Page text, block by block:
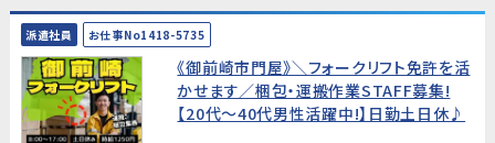
派遣社員 お仕事No1418-5735
《御前崎市門屋》＼フォークリフト免許を活
かせます／梱包・運搬作業STAFF募集!
【20代～40代男性活躍中!】日勤土日休♪